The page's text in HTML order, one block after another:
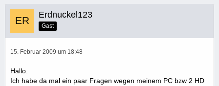
Erdnuckel123
Gast
15. Februar 2009 um 18:48
Hallo.
Ich habe da mal ein paar Fragen wegen meinem PC bzw 2 HD